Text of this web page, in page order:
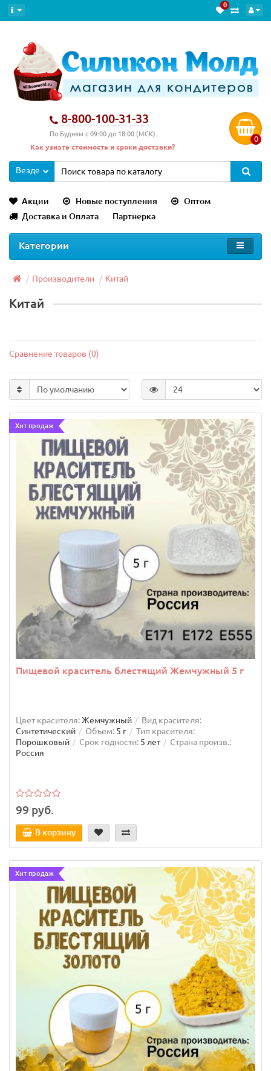
0
8-800-100-31-33
По Будням с 09:00 до 18:00 (МСК)
Как узнать стоимость и сроки доставки?
0
Везде
Акции Новые поступления
Оптом
Доставка и Оплата
Партнерка
Категории
Производители Китай
Силиконовый молд Бусы
8
126 руб.
Арт:
В корзину
Диаметр:6,5 см Длина:32 см
Материал:Нержавеющая сталь
150 руб.
Арт:
В корзину
Китай
Сравнение товаров (0)
Хит продаж
Пищевой краситель блестящий Жемчужный 5 г
Цвет красителя:Жемчужный
Вид красителя:
Синтетический
Объем: 5 г
Тип красителя:
Порошковый
Срок годности: 5 лет
Страна произв.:
Россия
99 руб.
В корзину
Хит продаж